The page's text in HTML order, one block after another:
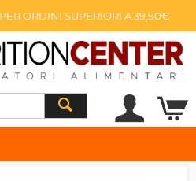
ORDINI SUPERIORI A 39,90€